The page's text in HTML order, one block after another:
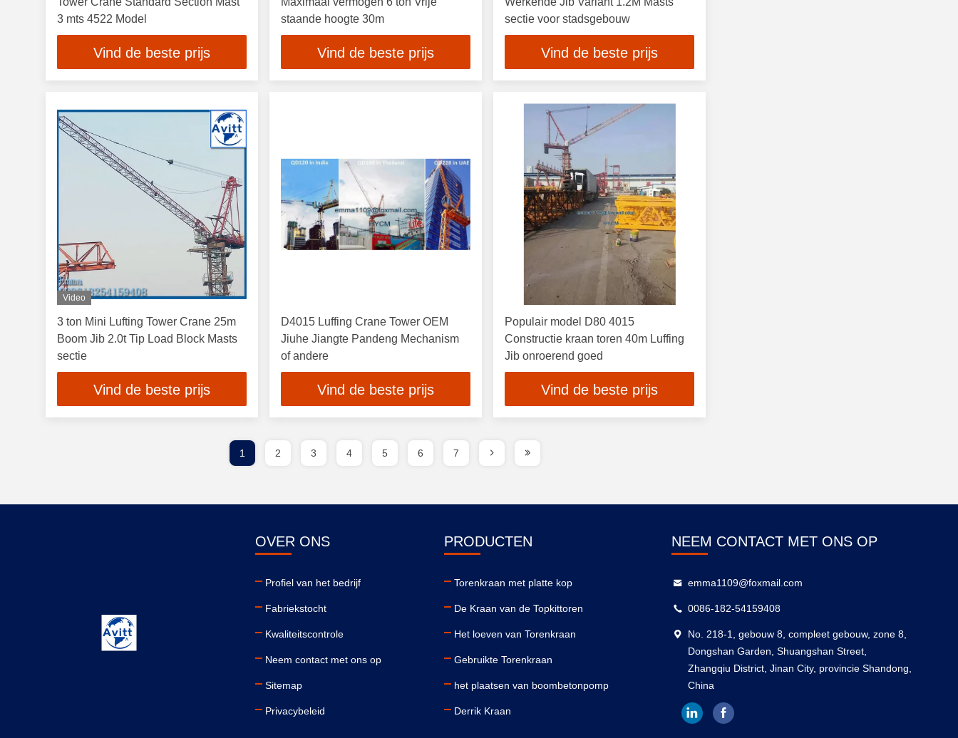
3 mts 4522 Model
Vind de beste prijs
staande hoogte 30m
Vind de beste prijs
sectie voor stadsgebouw
Vind de beste prijs
Video
3 ton Mini Lufting Tower Crane 25m
Boom Jib 2.0t Tip Load Block Masts
sectie
Vind de beste prijs
D4015 Luffing Crane Tower OEM
Jiuhe Jiangte Pandeng Mechanism
of andere
Vind de beste prijs
Populair model D80 4015
Constructie kraan toren 40m Luffing
Jib onroerend goed
Vind de beste prijs
1 2 3 4 5 6 7
OVER ONS
Profiel van het bedrijf
Fabriekstocht
Kwaliteitscontrole
Neem contact met ons op
Sitemap
Privacybeleid
PRODUCTEN
Torenkraan met platte kop
De Kraan van de Topkittoren
Het loeven van Torenkraan
Gebruikte Torenkraan
het plaatsen van boombetonpomp
Derrik Kraan
NEEM CONTACT MET ONS OP
emma1109@foxmail.com
0086-182-54159408
No. 218-1, gebouw 8, compleet gebouw, zone 8,
Dongshan Garden, Shuangshan Street,
Zhangqiu District, Jinan City, provincie Shandong,
China